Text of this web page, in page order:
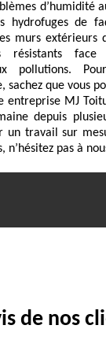
d’humidité
hydrofuges de
murs extérieurs
résistants face
pollutions.
sachez que vous
entreprise MJ
depuis
un travail sur
pas à
de nos